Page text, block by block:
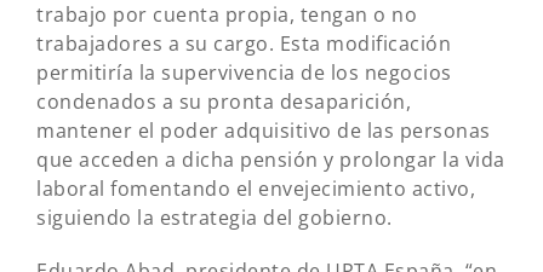
trabajo por cuenta propia, tengan o no
trabajadores a su cargo. Esta modificación
permitiría la supervivencia de los negocios
condenados a su pronta desaparición,
mantener el poder adquisitivo de las personas
que acceden a dicha pensión y prolongar la vida
laboral fomentando el envejecimiento activo,
siguiendo la estrategia del gobierno.